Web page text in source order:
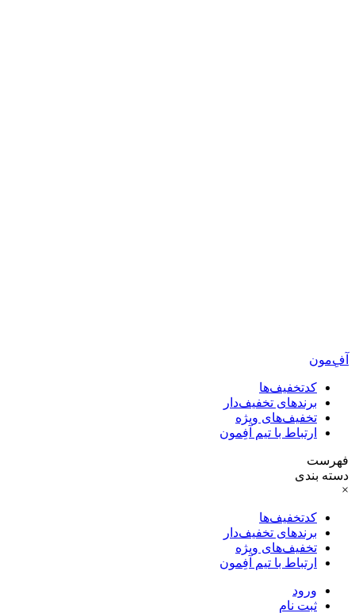
آفِ‌مون
کدتخفیف‌ها
برندهای تخفیف‌دار
تخفیف‌های ویژه
ارتباط با تیم آفِمون
فهرست
دسته بندی
×
کدتخفیف‌ها
برندهای تخفیف‌دار
تخفیف‌های ویژه
ارتباط با تیم آفِمون
ورود
ثبت نام